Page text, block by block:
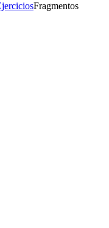
Fragmentos